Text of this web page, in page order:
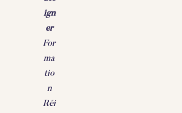
ign
er
For
ma
tio
n
Réi